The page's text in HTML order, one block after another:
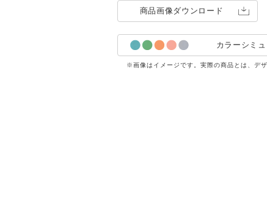
商品画像ダウンロード
カラーシミ
※画像はイメージです。実際の商品とは、デ